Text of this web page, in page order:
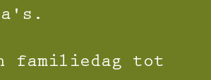
familiedag tot